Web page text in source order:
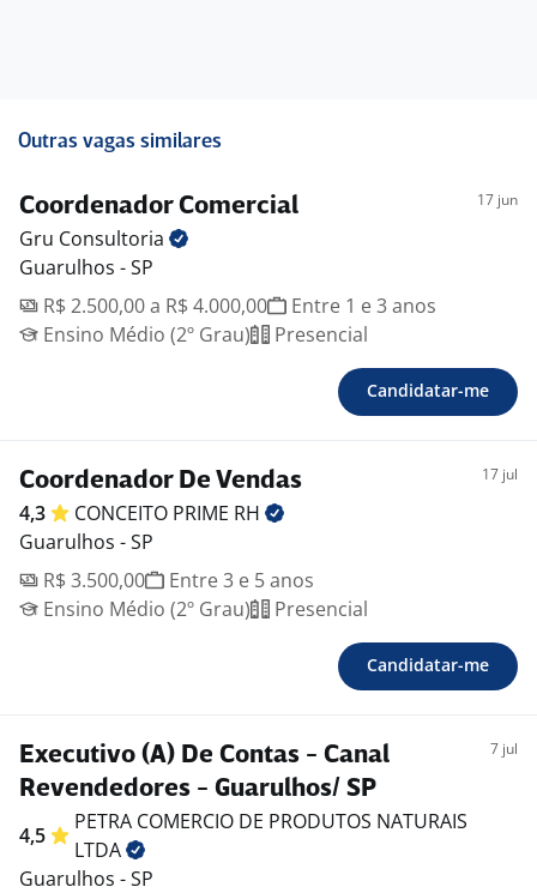
Outras vagas similares
Coordenador Comercial 17 jun
Gru Consultoria
Guarulhos - SP
R$ 2.500,00 a R$ 4.000,00
Entre 1 e 3 anos
Ensino Médio (2º Grau)
Presencial
Candidatar-me
Coordenador De Vendas 17 jul
4,3 CONCEITO PRIME RH
Guarulhos - SP
R$ 3.500,00
Entre 3 e 5 anos
Ensino Médio (2º Grau)
Presencial
Candidatar-me
Executivo (A) De Contas - Canal
Revendedores - Guarulhos/ SP
7 jul
4,5
PETRA COMERCIO DE PRODUTOS NATURAIS
LTDA
Guarulhos - SP